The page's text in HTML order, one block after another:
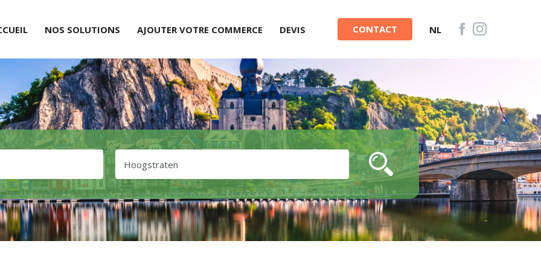
NOS SOLUTIONS AJOUTER VOTRE COMMERCE DEVIS CONTACT NL